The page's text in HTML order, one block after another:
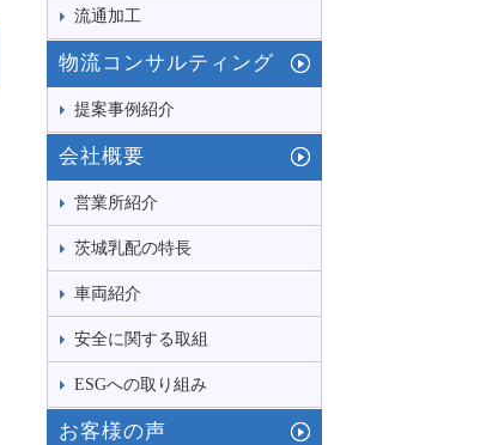
流通加工
物流コンサルティング
提案事例紹介
会社概要
営業所紹介
茨城乳配の特長
車両紹介
安全に関する取組
ESGへの取り組み
お客様の声